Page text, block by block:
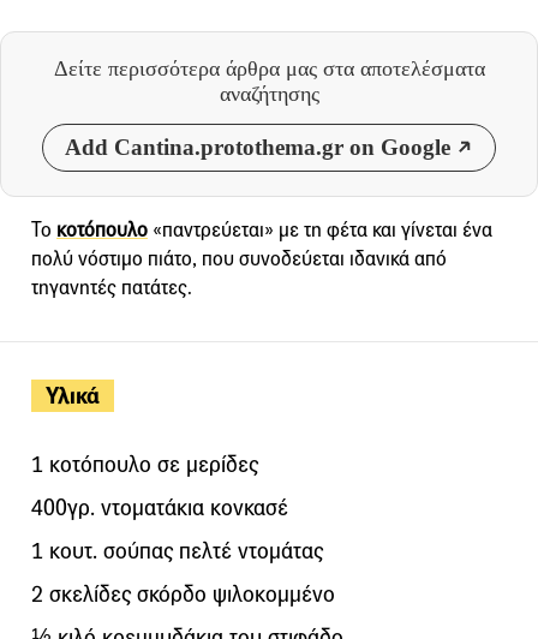
Δείτε περισσότερα άρθρα μας στα αποτελέσματα
αναζήτησης
Add Cantina.protothema.gr on Google
Υλικά
1 κοτόπουλο σε μερίδες
400γρ. ντοματάκια κονκασέ
1 κουτ. σούπας πελτέ ντομάτας
2 σκελίδες σκόρδο ψιλοκομμένο
Το κοτόπουλο «παντρεύεται» με τη φέτα και γίνεται ένα
πολύ νόστιμο πιάτο, που συνοδεύεται ιδανικά από
τηγανητές πατάτες.